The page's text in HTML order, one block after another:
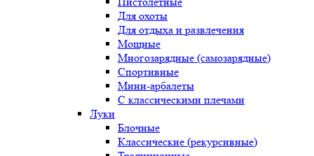
Для охоты
Для отдыха и развлечения
Мощные
Многозарядные (самозарядные)
Спортивные
Мини-арбалеты
С классическими плечами
Луки
Блочные
Классические (рекурсивные)